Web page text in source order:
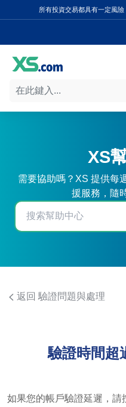
所有投資交易都具有一定風險
XS
需要協助嗎？XS 提供每
援服務，隨
返回 驗證問題與處理
驗證時間超
如果您的帳戶驗證延遲，請